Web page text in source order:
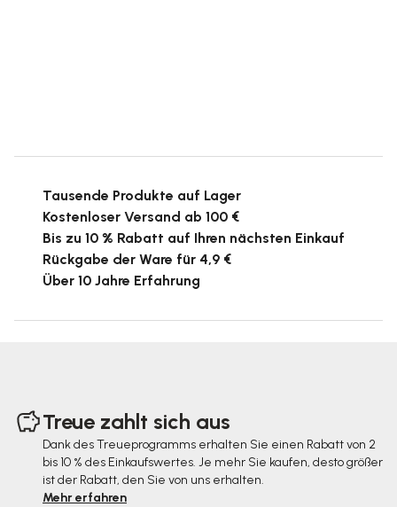
Tausende Produkte auf Lager
Kostenloser Versand ab 100 €
Bis zu 10 % Rabatt auf Ihren nächsten Einkauf
Rückgabe der Ware für 4,9 €
Über 10 Jahre Erfahrung
Treue zahlt sich aus
Dank des Treueprogramms erhalten Sie einen Rabatt von 2
bis 10 % des Einkaufswertes. Je mehr Sie kaufen, desto größer
ist der Rabatt, den Sie von uns erhalten.
Mehr erfahren